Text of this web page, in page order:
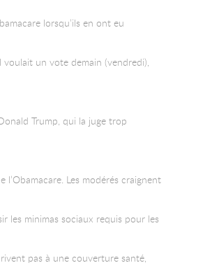
lorsqu’ils en ont eu
voulait un vote demain (vendredi),
Trump, qui la juge trop
Les modérés craignent
les minimas sociaux requis pour les
pas à une couverture santé,